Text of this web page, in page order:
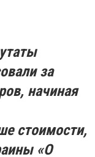
за
начиная
стоимости,
«О